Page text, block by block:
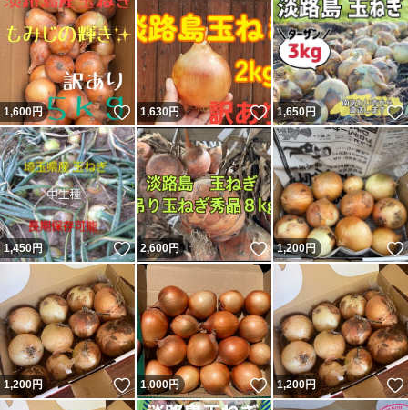
1,600円 いいね！
1,630円 いいね！
1,650円
1,450円 いいね！
2,600円 いいね！
1,200円
1,200円 いいね！
1,000円 いいね！
1,200円